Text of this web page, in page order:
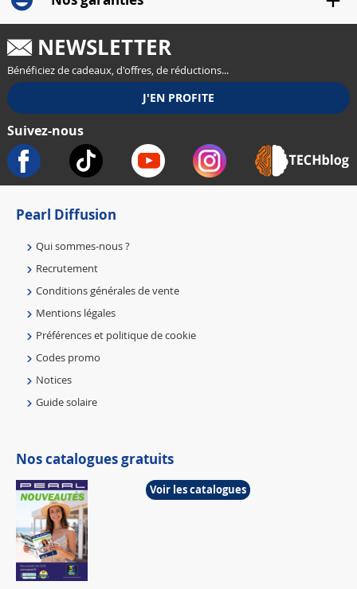
NEWSLETTER
Bénéficiez de cadeaux, d'offres, de réductions...
Suivez-nous
Pearl Diffusion
Qui sommes-nous ?
Recrutement
Conditions générales de vente
Mentions légales
Préférences et politique de cookie
Codes promo
Notices
Guide solaire
Nos catalogues gratuits
Voir les catalogues